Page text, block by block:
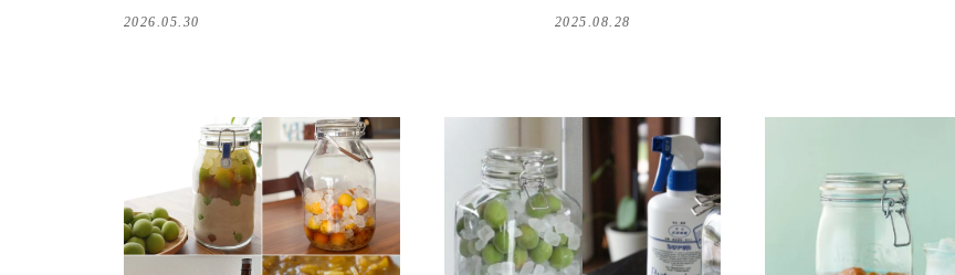
入りレシピ・道具・楽しみ方」を拝見♪【季
2026.05.30
ピや活用レシピもご紹介
2025.08.28